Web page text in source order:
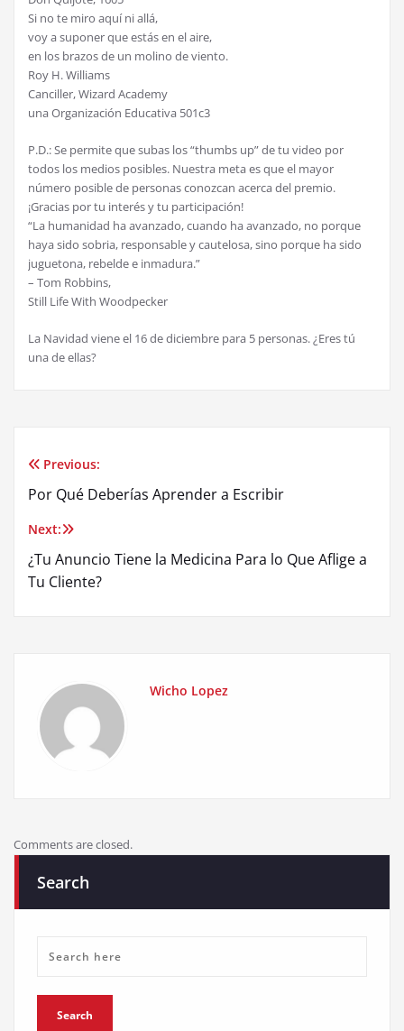
Si no te miro aquí ni allá,
voy a suponer que estás en el aire,
en los brazos de un molino de viento.
Roy H. Williams
Canciller, Wizard Academy
una Organización Educativa 501c3
P.D.: Se permite que subas los “thumbs up” de tu video por
todos los medios posibles. Nuestra meta es que el mayor
número posible de personas conozcan acerca del premio.
¡Gracias por tu interés y tu participación!
“La humanidad ha avanzado, cuando ha avanzado, no porque
haya sido sobria, responsable y cautelosa, sino porque ha sido
juguetona, rebelde e inmadura.”
– Tom Robbins,
Still Life With Woodpecker
La Navidad viene el 16 de diciembre para 5 personas. ¿Eres tú
una de ellas?
Post
navigation
Previous:
Por Qué Deberías Aprender a Escribir
Next:
¿Tu Anuncio Tiene la Medicina Para lo Que Aflige a
Tu Cliente?
Wicho Lopez
Comments are closed.
Search